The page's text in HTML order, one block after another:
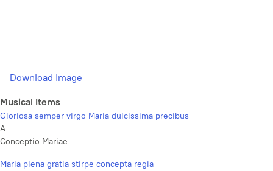
Download Image
Musical Items
Gloriosa semper virgo Maria dulcissima precibus
A
Conceptio Mariae
Maria plena gratia stirpe concepta regia